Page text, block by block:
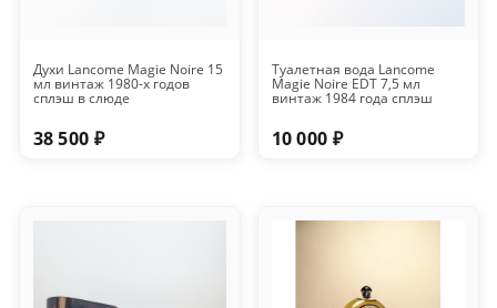
Духи Lancome Magie Noire 15
мл винтаж 1980-х годов
сплэш в слюде
38 500 ₽
Туалетная вода Lancome
Magie Noire EDT 7,5 мл
винтаж 1984 года сплэш
10 000 ₽